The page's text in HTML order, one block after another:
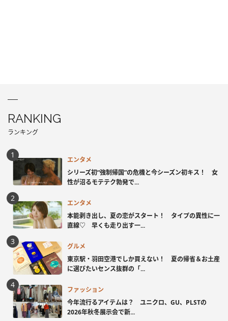
RANKING
ランキング
エンタメ
シリーズ初“強制帰国”の危機と今シーズン初キス！ 女
性が沼るモテテク勃発で...
エンタメ
本能剥き出し、夏の恋がスタート！ タイプの異性に一
直線♡ 早くも走り出す一...
グルメ
東京駅・羽田空港でしか買えない！ 夏の帰省＆お土産
に選びたいセンス抜群の「...
ファッション
今年流行るアイテムは？ ユニクロ、GU、PLSTの
2026年秋冬展示会で新...